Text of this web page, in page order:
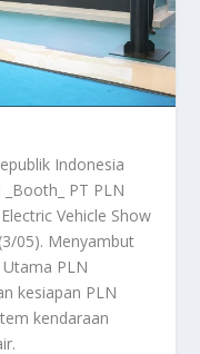
Indonesia
PT PLN
Vehicle Show
05). Menyambut
PLN
kesiapan PLN
kendaraan